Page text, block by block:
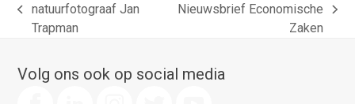
previous
post:
natuurfotograaf Jan
Trapman
next
Nieuwsbrief Economische
Zaken
Volg ons ook op social media